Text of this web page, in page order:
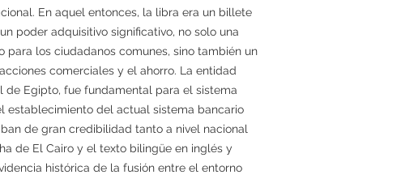
En aquel entonces, la libra era un billete
poder adquisitivo significativo, no solo una
para los ciudadanos comunes, sino también un
comerciales y el ahorro. La entidad
de Egipto, fue fundamental para el sistema
establecimiento del actual sistema bancario
de gran credibilidad tanto a nivel nacional
de El Cairo y el texto bilingüe en inglés y
histórica de la fusión entre el entorno